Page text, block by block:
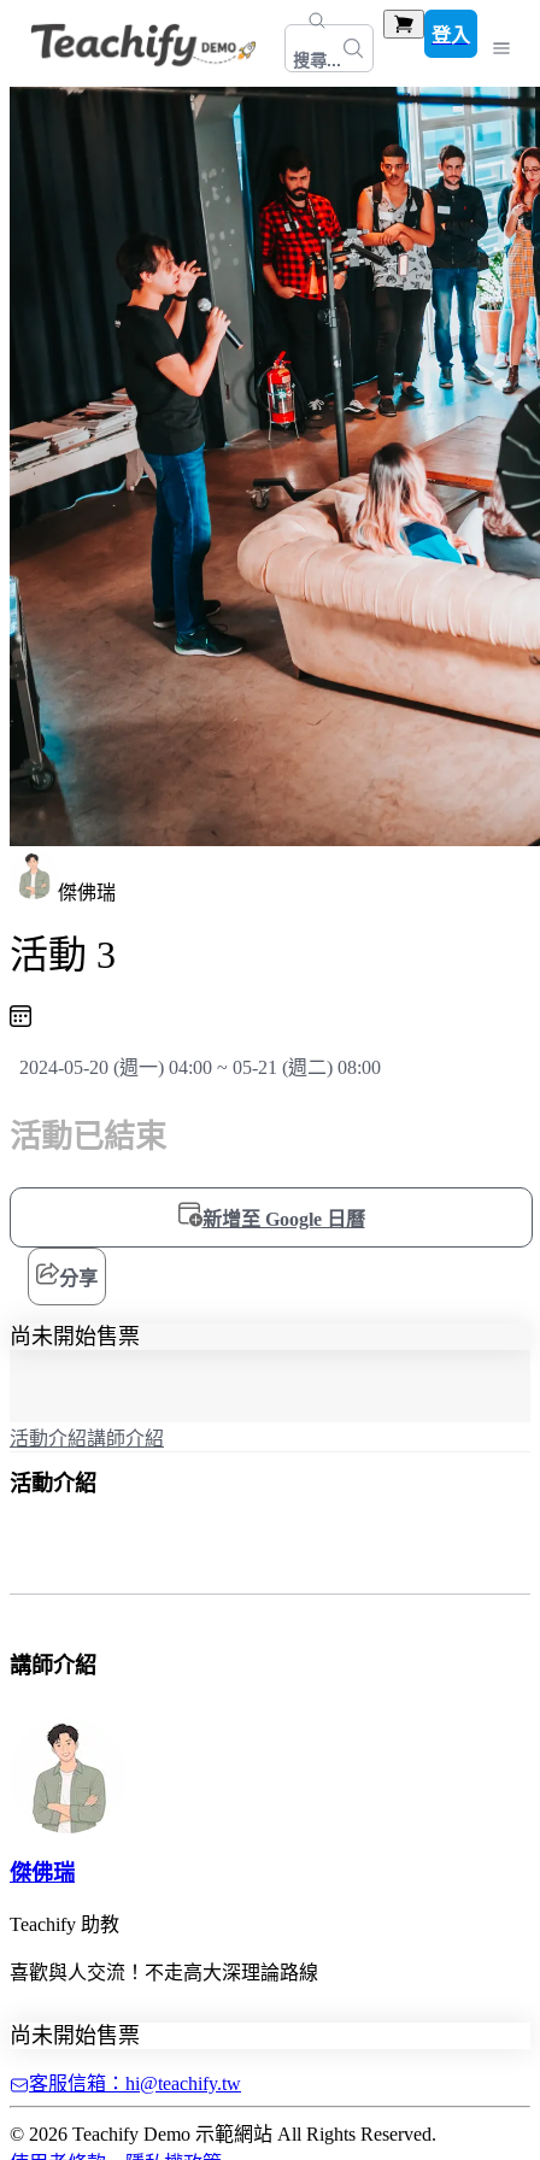
搜尋...
登入
傑佛瑞
活動 3
2024-05-20 (週一) 04:00 ~ 05-21 (週二) 08:00
活動已結束
新增至 Google 日曆
分享
尚未開始售票
活動介紹講師介紹
活動介紹
講師介紹
傑佛瑞
Teachify 助教
喜歡與人交流！不走高大深理論路線
尚未開始售票
客服信箱：hi@teachify.tw
© 2026 Teachify Demo 示範網站 All Rights Reserved.